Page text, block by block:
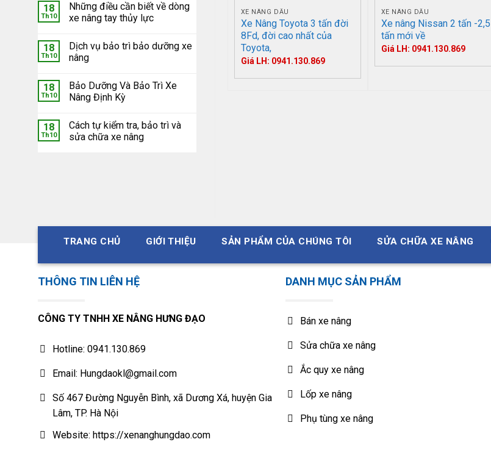
18
Th10
Những điều cần biết về dòng
xe nâng tay thủy lực
18
Th10
Dịch vụ bảo trì bảo dưỡng xe
nâng
18
Th10
Bảo Dưỡng Và Bảo Trì Xe
Nâng Định Kỳ
18
Th10
Cách tự kiểm tra, bảo trì và
sửa chữa xe nâng
XE NÂNG DẦU
Xe Nâng Toyota 3 tấn đời
8Fd, đời cao nhất của
Toyota,
Giá LH: 0941.130.869
XE NÂNG DẦU
Xe nâng Nissan 2 tấn -2,5
tấn mới về
Giá LH: 0941.130.869
TRANG CHỦ GIỚI THIỆU SẢN PHẨM CỦA CHÚNG TÔI SỬA CHỮA XE NÂNG
THÔNG TIN LIÊN HỆ
CÔNG TY TNHH XE NÂNG HƯNG ĐẠO
Hotline: 0941.130.869
Email: Hungdaokl@gmail.com
Số 467 Đường Nguyễn Bình, xã Dương Xá, huyện Gia
Lâm, TP. Hà Nội
Website: https://xenanghungdao.com
DANH MỤC SẢN PHẨM
Bán xe nâng
Sửa chữa xe nâng
Ắc quy xe nâng
Lốp xe nâng
Phụ tùng xe nâng